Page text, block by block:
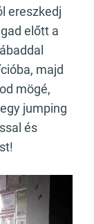
ereszkedj
előtt a
majd
mögé,
jumping
és